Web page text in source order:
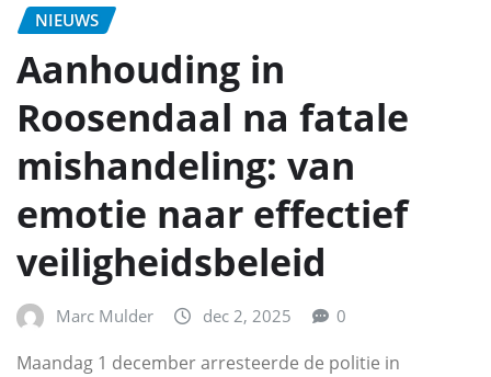
NIEUWS
Aanhouding in
Roosendaal na fatale
mishandeling: van
emotie naar effectief
veiligheidsbeleid
Marc Mulder dec 2, 2025 0
Maandag 1 december arresteerde de politie in